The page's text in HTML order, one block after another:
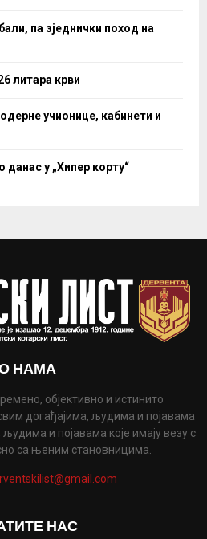
па зједнички поход на
литара крви
учионице, кабинети и
данас у „Хипер корту“
НАМА
објективно и истинито
догађајима, људима и појавама
и појавама које имају везу с
са њеним становницима.
НАС